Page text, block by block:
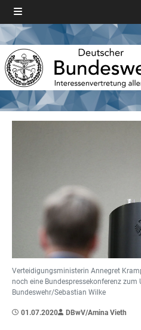
Verteidigungsministerin Annegret
noch eine Bundespressekonferenz
Bundeswehr/Sebastian Wilke
01.07.2020 DBwV/Amina Vieth